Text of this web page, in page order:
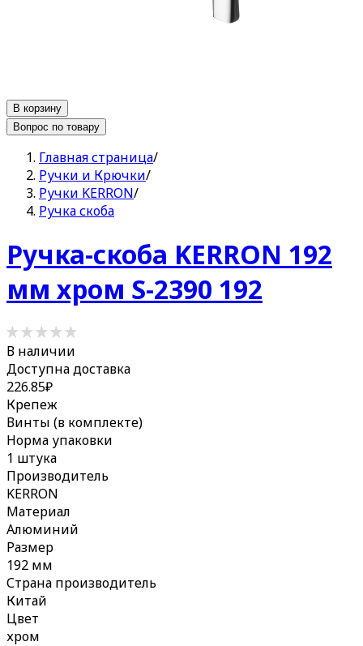
В корзину
Вопрос по товару
Главная страница/
Ручки и Крючки/
Ручки KERRON/
Ручка скоба
Ручка-скоба KERRON 192
мм хром S-2390 192
В наличии
Доступна доставка
226.85₽
Крепеж
Винты (в комплекте)
Норма упаковки
1 штука
Производитель
KERRON
Материал
Алюминий
Размер
192 мм
Страна производитель
Китай
Цвет
хром